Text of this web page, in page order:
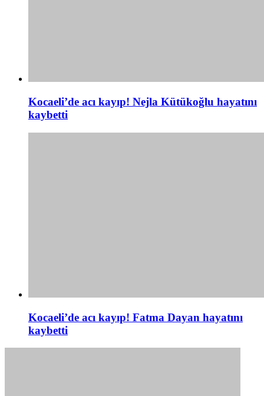
Kocaeli’de acı kayıp! Nejla Kütükoğlu hayatını
kaybetti
Kocaeli’de acı kayıp! Fatma Dayan hayatını
kaybetti